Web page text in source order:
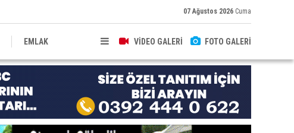
07 Ağustos 2026 Cuma
VİDEO GALERİ FOTO GALERİ
EMLAK